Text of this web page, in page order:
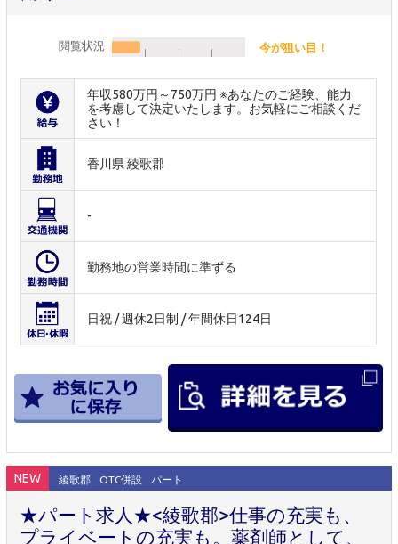
閲覧状況 今が狙い目！
年収580万円～750万円 ※あなたのご経験、能力
を考慮して決定いたします。お気軽にご相談くだ
さい！
香川県 綾歌郡
-
勤務地の営業時間に準ずる
日祝 / 週休2日制 / 年間休日124日
NEW 綾歌郡 OTC併設 パート
★パート求人★<綾歌郡>仕事の充実も、
プライベートの充実も。薬剤師として、